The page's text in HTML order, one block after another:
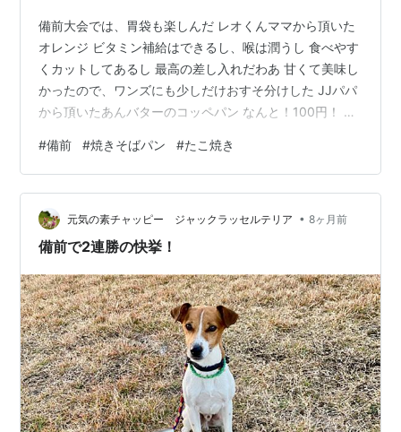
備前大会では、胃袋も楽しんだ レオくんママから頂いた
オレンジ ビタミン補給はできるし、喉は潤うし 食べやす
くカットしてあるし 最高の差し入れだわあ 甘くて美味し
かったので、ワンズにも少しだけおすそ分けした JJパパ
から頂いたあんバターのコッペパン なんと！100円！ パ
が、焼きそばパンもいただいた 焼きそば一人前が挟んで
ある感じで かなりボリーミー！100円なんてコスパ良す
ぎ！ 土曜日は海の駅でお寿司を買ったが 17時以降は半額
になる 元の値段もお買い得なのに、さらに半額は素晴ら
しい！ お刺身もネタも分厚くて美味しかった たこ焼きの
#備前 #焼きそばパン #たこ焼き
元気の素チャッピー ジャックラッセルテリア • 8ヶ月前
備前で2連勝の快挙！